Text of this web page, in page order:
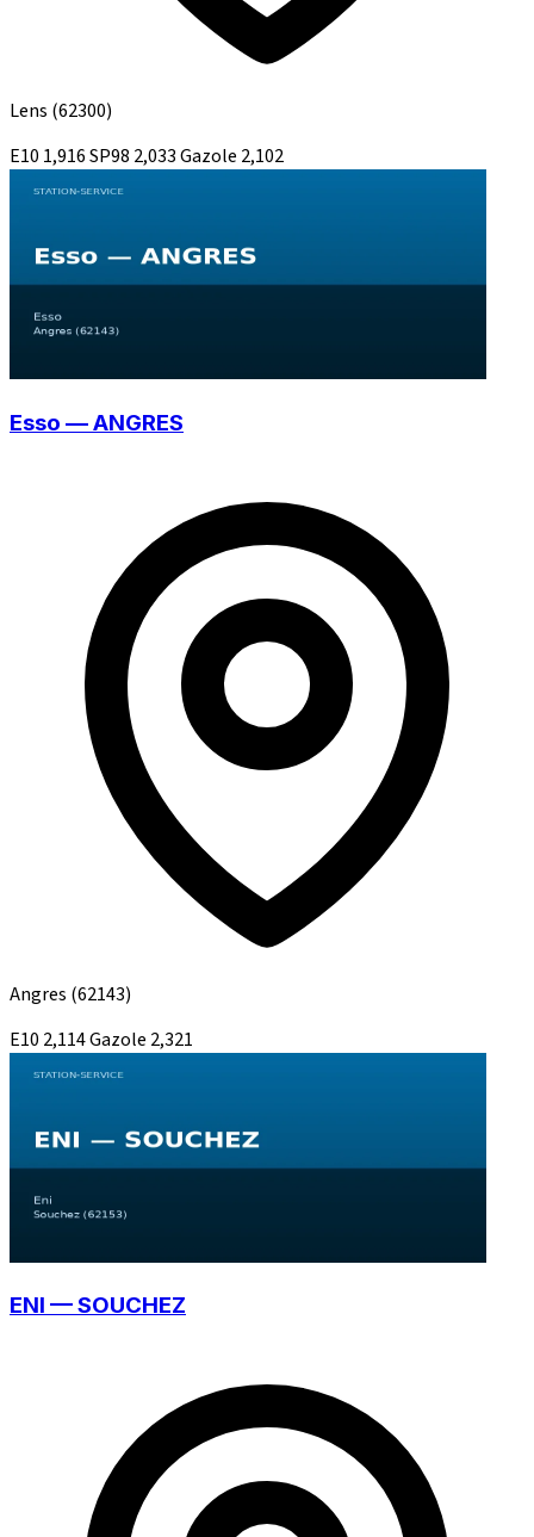
Lens (62300)
E10 1,916SP98 2,033Gazole 2,102
Esso — ANGRES
Angres (62143)
E10 2,114Gazole 2,321
ENI — SOUCHEZ